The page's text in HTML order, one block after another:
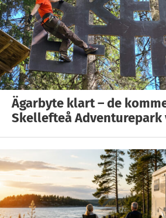
Ägarbyte klart – de
Skellefteå Adventurepark